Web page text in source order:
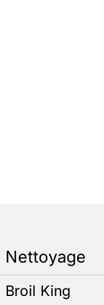
Nettoyage
Broil King